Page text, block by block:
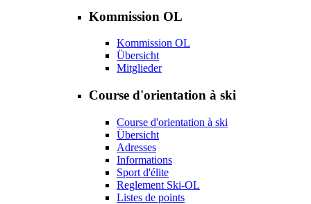
Kommission OL
Kommission OL
Übersicht
Mitglieder
Course d'orientation à ski
Course d'orientation à ski
Übersicht
Adresses
Informations
Sport d'élite
Reglement Ski-OL
Listes de points